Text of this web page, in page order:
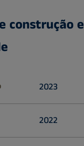
construção e
2023
2022